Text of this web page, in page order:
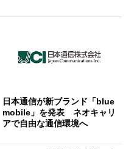
日本通信が新ブランド「blue
mobile」を発表 ネオキャリ
アで自由な通信環境へ